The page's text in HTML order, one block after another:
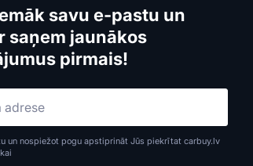
savu e-pastu un
saņem jaunākos
pirmais!
un nospiežot pogu apstiprināt Jūs piekrītat carbuy.lv